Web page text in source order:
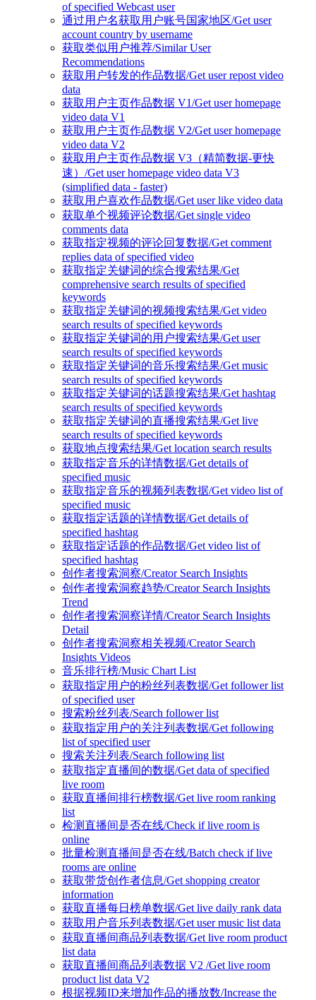
of specified Webcast user
通过用户名获取用户账号国家地区/Get user
account country by username
获取类似用户推荐/Similar User
Recommendations
获取用户转发的作品数据/Get user repost video
data
获取用户主页作品数据 V1/Get user homepage
video data V1
获取用户主页作品数据 V2/Get user homepage
video data V2
获取用户主页作品数据 V3（精简数据-更快
速）/Get user homepage video data V3
(simplified data - faster)
获取用户喜欢作品数据/Get user like video data
获取单个视频评论数据/Get single video
comments data
获取指定视频的评论回复数据/Get comment
replies data of specified video
获取指定关键词的综合搜索结果/Get
comprehensive search results of specified
keywords
获取指定关键词的视频搜索结果/Get video
search results of specified keywords
获取指定关键词的用户搜索结果/Get user
search results of specified keywords
获取指定关键词的音乐搜索结果/Get music
search results of specified keywords
获取指定关键词的话题搜索结果/Get hashtag
search results of specified keywords
获取指定关键词的直播搜索结果/Get live
search results of specified keywords
获取地点搜索结果/Get location search results
获取指定音乐的详情数据/Get details of
specified music
获取指定音乐的视频列表数据/Get video list of
specified music
获取指定话题的详情数据/Get details of
specified hashtag
获取指定话题的作品数据/Get video list of
specified hashtag
创作者搜索洞察/Creator Search Insights
创作者搜索洞察趋势/Creator Search Insights
Trend
创作者搜索洞察详情/Creator Search Insights
Detail
创作者搜索洞察相关视频/Creator Search
Insights Videos
音乐排行榜/Music Chart List
获取指定用户的粉丝列表数据/Get follower list
of specified user
搜索粉丝列表/Search follower list
获取指定用户的关注列表数据/Get following
list of specified user
搜索关注列表/Search following list
获取指定直播间的数据/Get data of specified
live room
获取直播间排行榜数据/Get live room ranking
list
检测直播间是否在线/Check if live room is
online
批量检测直播间是否在线/Batch check if live
rooms are online
获取带货创作者信息/Get shopping creator
information
获取直播每日榜单数据/Get live daily rank data
获取用户音乐列表数据/Get user music list data
获取直播间商品列表数据/Get live room product
list data
获取直播间商品列表数据 V2 /Get live room
product list data V2
根据视频ID来增加作品的播放数/Increase the